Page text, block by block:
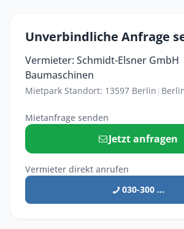
Unverbindliche Anfrage
Vermieter: Schmidt-Elsner GmbH
Baumaschinen
Mietpark Standort: 13597 Berlin |
Mietanfrage senden
Jetzt anfragen
Vermieter direkt anrufen
030-300 ...